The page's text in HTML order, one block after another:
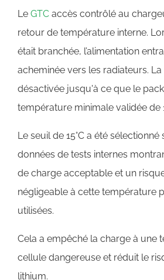
Le GTC accès contrôlé au
retour de température interne.
était branchée, l’alimentation
acheminée vers les radiateurs.
désactivée jusqu'à ce que le
température minimale validée de
Le seuil de 15°C a été
données de tests internes
de charge acceptable et un
négligeable à cette température
utilisées.
Cela a empêché la charge à une
cellule dangereuse et réduit le
lithium.